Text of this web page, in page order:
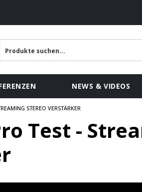
NEWS & VIDEOS
STEREO VERSTÄRKER
Test -